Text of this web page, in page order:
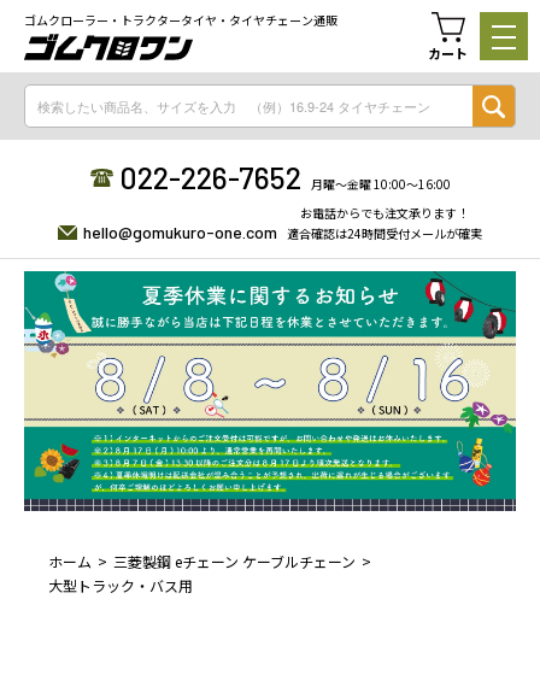
ゴムクローラー・トラクタータイヤ・タイヤチェーン通販
カート
022-226-7652 月曜〜金曜 10:00〜16:00
hello@gomukuro-one.com
お電話からでも注文承ります！
適合確認は24時間受付メールが確実
ホーム
三菱製鋼 eチェーン ケーブルチェーン
大型トラック・バス用